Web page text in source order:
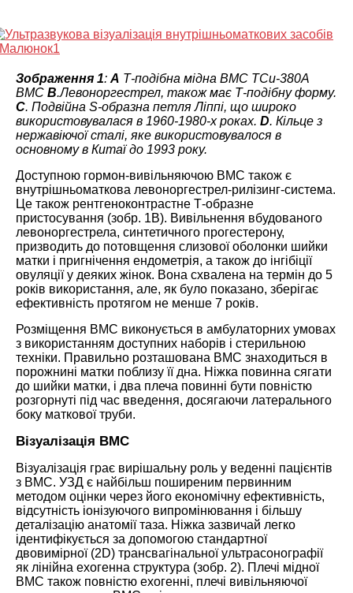
Зображення 1: А Т-подібна мідна ВМС TCu-380A
ВМС B.Левоноргестрел, також має Т-подібну форму.
C. Подвійна S-образна петля Ліппі, що широко
використовувалася в 1960-1980-х роках. D. Кільце з
нержавіючої сталі, яке використовувалося в
основному в Китаї до 1993 року.
Доступною гормон-вивільняючою ВМС також є
внутрішньоматкова левоноргестрел-рилізинг-система.
Це також рентгеноконтрастне Т-образне
пристосування (зобр. 1В). Вивільнення вбудованого
левоноргестрела, синтетичного прогестерону,
призводить до потовщення слизової оболонки шийки
матки і пригнічення ендометрія, а також до інгібіції
овуляції у деяких жінок. Вона схвалена на термін до 5
років використання, але, як було показано, зберігає
ефективність протягом не менше 7 років.
Розміщення ВМС виконується в амбулаторних умовах
з використанням доступних наборів і стерильною
техніки. Правильно розташована ВМС знаходиться в
порожнині матки поблизу її дна. Ніжка повинна сягати
до шийки матки, і два плеча повинні бути повністю
розгорнуті під час введення, досягаючи латерального
боку маткової труби.
Візуалізація ВМС
Візуалізація грає вирішальну роль у веденні пацієнтів
з ВМС. УЗД є найбільш поширеним первинним
методом оцінки через його економічну ефективність,
відсутність іонізуючого випромінювання і більшу
деталізацію анатомії таза. Ніжка зазвичай легко
ідентифікується за допомогою стандартної
двовимірної (2D) трансвагінальної ультрасонографії
як лінійна ехогенна структура (зобр. 2). Плечі мідної
ВМС також повністю ехогенні, плечі вивільняючої